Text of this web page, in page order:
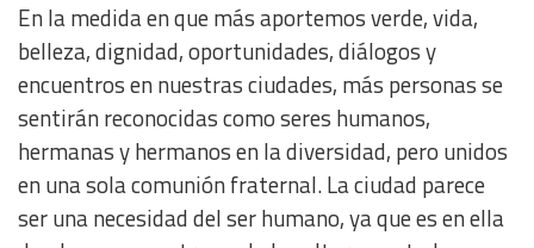
En la medida en que más aportemos verde, vida,
belleza, dignidad, oportunidades, diálogos y
encuentros en nuestras ciudades, más personas se
sentirán reconocidas como seres humanos,
hermanas y hermanos en la diversidad, pero unidos
en una sola comunión fraternal. La ciudad parece
ser una necesidad del ser humano, ya que es en ella